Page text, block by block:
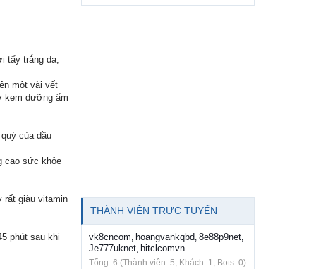
tẩy trắng da,
một vài vết
kem dưỡng ẩm
của dầu
cao sức khỏe
rất giàu vitamin
phút sau khi
THÀNH VIÊN TRỰC TUYẾN
vk8cncom, hoangvankqbd, 8e88p9net,
Je777uknet, hitclcomvn
Tổng: 6 (Thành viên: 5, Khách: 1, Bots: 0)